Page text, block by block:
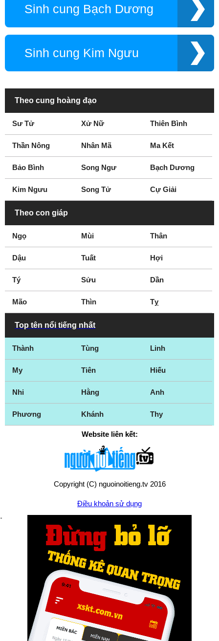
Sinh cung Bạch Dương
Sinh cung Kim Ngưu
Theo cung hoàng đạo
Sư Tử Xử Nữ Thiên Bình
Thần Nông Nhân Mã Ma Kết
Bảo Bình Song Ngư Bạch Dương
Kim Ngưu Song Tử Cự Giải
Theo con giáp
Ngọ Mùi Thân
Dậu Tuất Hợi
Tý Sửu Dần
Mão Thìn Tỵ
Top tên nổi tiếng nhất
Thành Tùng Linh
My Tiên Hiếu
Nhi Hằng Anh
Phương Khánh Thy
Website liên kết:
Copyright (C) nguoinoitieng.tv 2016
Điều khoản sử dụng
Chính sách quyền riêng tư
Liên hệ:mail.nguoinoitieng.tv@gmail.com